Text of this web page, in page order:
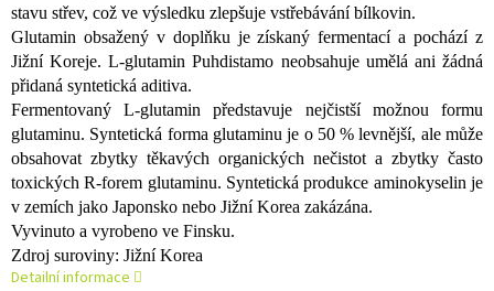
stavu střev, což ve výsledku zlepšuje vstřebávání bílkovin.
Glutamin obsažený v doplňku je získaný fermentací a pochází z
Jižní Koreje. L-glutamin Puhdistamo neobsahuje umělá ani žádná
přidaná syntetická aditiva.
Fermentovaný L-glutamin představuje nejčistší možnou formu
glutaminu. Syntetická forma glutaminu je o 50 % levnější, ale může
obsahovat zbytky těkavých organických nečistot a zbytky často
toxických R-forem glutaminu. Syntetická produkce aminokyselin je
v zemích jako Japonsko nebo Jižní Korea zakázána.
Vyvinuto a vyrobeno ve Finsku.
Zdroj suroviny: Jižní Korea
Detailní informace